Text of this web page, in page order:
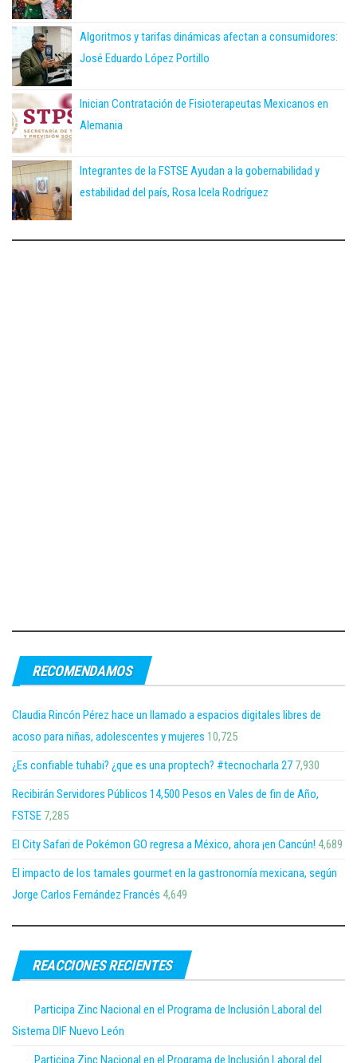
Algoritmos y tarifas dinámicas afectan a consumidores:
José Eduardo López Portillo
Inician Contratación de Fisioterapeutas Mexicanos en
Alemania
Integrantes de la FSTSE Ayudan a la gobernabilidad y
estabilidad del país, Rosa Icela Rodríguez
RECOMENDAMOS
Claudia Rincón Pérez hace un llamado a espacios digitales libres de
acoso para niñas, adolescentes y mujeres 10,725
¿Es confiable tuhabi? ¿que es una proptech? #tecnocharla 27 7,930
Recibirán Servidores Públicos 14,500 Pesos en Vales de fin de Año,
FSTSE 7,285
El City Safari de Pokémon GO regresa a México, ahora ¡en Cancún! 4,689
El impacto de los tamales gourmet en la gastronomía mexicana, según
Jorge Carlos Fernández Francés 4,649
REACCIONES RECIENTES
Participa Zinc Nacional en el Programa de Inclusión Laboral del
Sistema DIF Nuevo León